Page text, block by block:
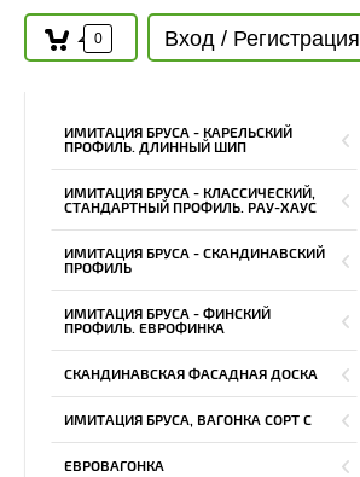
0 Вход / Регистрация
ИМИТАЦИЯ БРУСА - КАРЕЛЬСКИЙ
ПРОФИЛЬ. ДЛИННЫЙ ШИП
ИМИТАЦИЯ БРУСА - КЛАССИЧЕСКИЙ,
СТАНДАРТНЫЙ ПРОФИЛЬ. РАУ-ХАУС
ИМИТАЦИЯ БРУСА - СКАНДИНАВСКИЙ
ПРОФИЛЬ
ИМИТАЦИЯ БРУСА - ФИНСКИЙ
ПРОФИЛЬ. ЕВРОФИНКА
СКАНДИНАВСКАЯ ФАСАДНАЯ ДОСКА
ИМИТАЦИЯ БРУСА, ВАГОНКА СОРТ С
ЕВРОВАГОНКА